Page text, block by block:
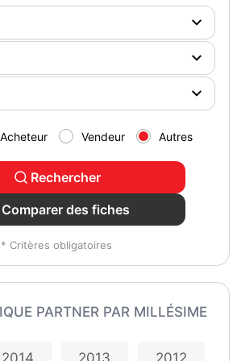
Acheteur Vendeur Autres
Rechercher
Comparer des fiches
* Critères obligatoires
PARTNER PAR MILLÉSIME